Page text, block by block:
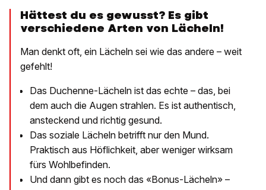
Hättest du es gewusst? Es gibt
verschiedene Arten von Lächeln!
Man denkt oft, ein Lächeln sei wie das andere – weit
gefehlt!
Das Duchenne-Lächeln ist das echte – das, bei
dem auch die Augen strahlen. Es ist authentisch,
ansteckend und richtig gesund.
Das soziale Lächeln betrifft nur den Mund.
Praktisch aus Höflichkeit, aber weniger wirksam
fürs Wohlbefinden.
Und dann gibt es noch das «Bonus-Lächeln» –